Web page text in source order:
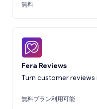
無料
Fera Reviews
Turn customer
無料プラン利用可能